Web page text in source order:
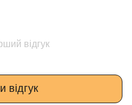
відгук
відгук